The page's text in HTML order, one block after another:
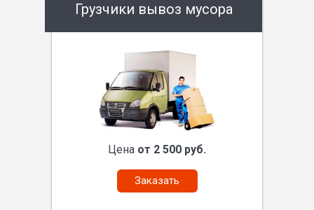
Грузчики вывоз мусора
Цена от 2 500 руб.
Заказать